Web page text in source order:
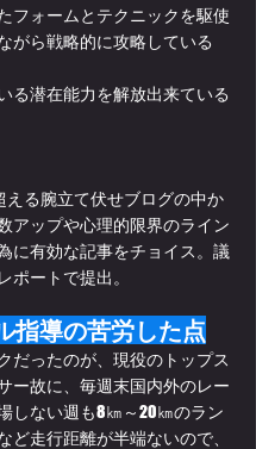
フォームとテクニックを駆使
がら戦略的に攻略している
る潜在能力を解放出来ている
える腕立て伏せブログの中か
アップや心理的限界のライン
に有効な記事をチョイス。議
ポートで提出。
指導の苦労した点
だったのが、現役のトップス
ー故に、毎週末国内外のレー
しない週も8㎞～20㎞のラン
ど走行距離が半端ないので、